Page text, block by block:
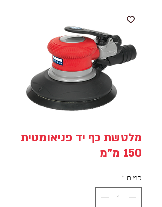
מלטשת כף יד פניאומטית
150 מ"מ
כמות *